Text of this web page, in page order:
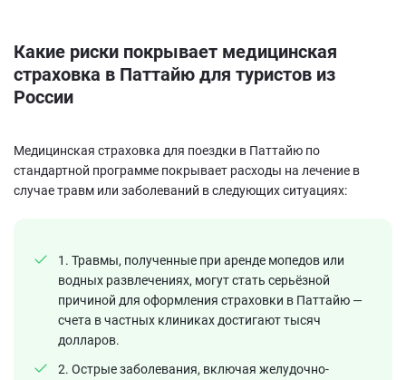
Какие риски покрывает медицинская
страховка в Паттайю для туристов из
России
Медицинская страховка для поездки в Паттайю по
стандартной программе покрывает расходы на лечение в
случае травм или заболеваний в следующих ситуациях:
1. Травмы, полученные при аренде мопедов или
водных развлечениях, могут стать серьёзной
причиной для оформления страховки в Паттайю —
счета в частных клиниках достигают тысяч
долларов.
2. Острые заболевания, включая желудочно-